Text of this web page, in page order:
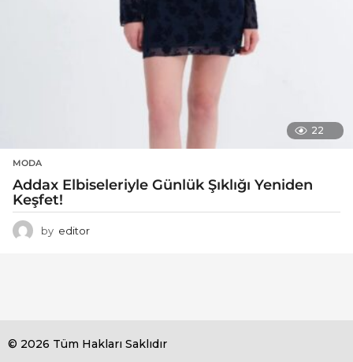
22
MODA
Addax Elbiseleriyle Günlük Şıklığı Yeniden
Keşfet!
by editor
© 2026 Tüm Hakları Saklıdır